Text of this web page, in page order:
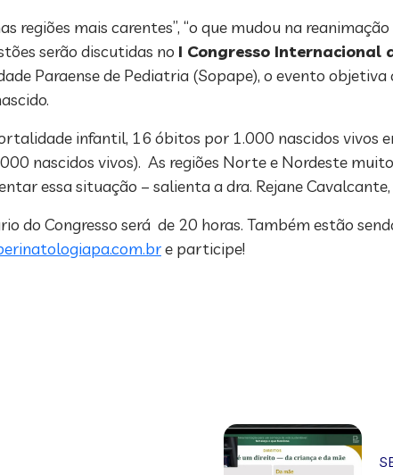
regiões mais carentes”, “o que mudou na
serão discutidas no I Congresso Internacional
Paraense de Pediatria (Sopape), o evento
infantil, 16 óbitos por 1.000 nascidos vivos
nascidos vivos). As regiões Norte e Nordeste
essa situação – salienta a dra. Rejane
do Congresso será de 20 horas. Também estão
e participe!